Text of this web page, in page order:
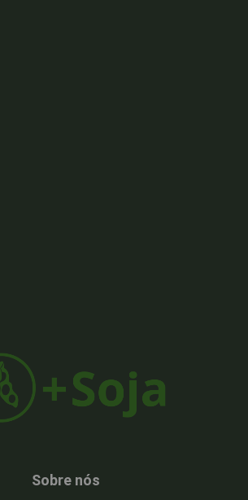
Sobre nós